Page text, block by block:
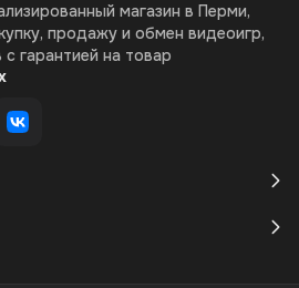
магазин в Перми,
продажу и обмен видеоигр,
гарантией на товар